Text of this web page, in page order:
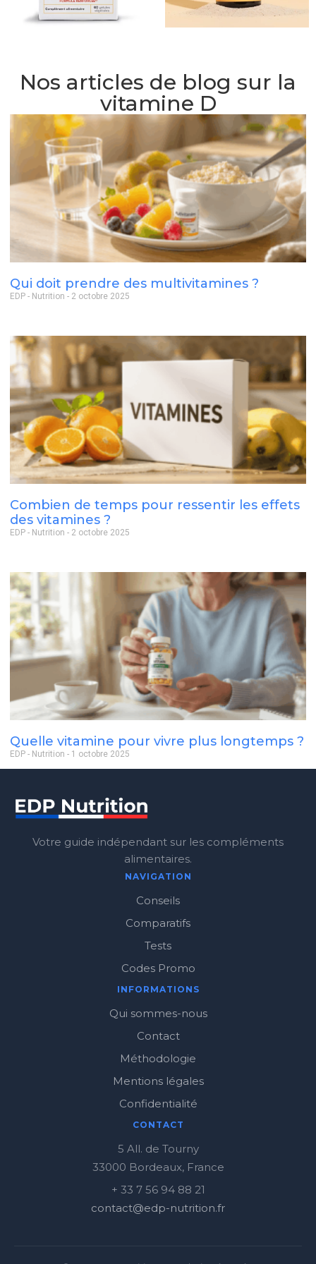
Nos articles de blog sur la
vitamine D
Qui doit prendre des multivitamines ?
EDP - Nutrition 2 octobre 2025
Combien de temps pour ressentir les effets
des vitamines ?
EDP - Nutrition 2 octobre 2025
Quelle vitamine pour vivre plus longtemps ?
EDP - Nutrition 1 octobre 2025
Votre guide indépendant sur les compléments
alimentaires.
NAVIGATION
Conseils
Comparatifs
Tests
Codes Promo
INFORMATIONS
Qui sommes-nous
Contact
Méthodologie
Mentions légales
Confidentialité
CONTACT
5 All. de Tourny
33000 Bordeaux, France
+ 33 7 56 94 88 21
contact@edp-nutrition.fr